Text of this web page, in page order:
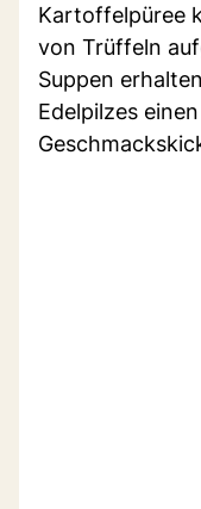
Kartoffelpüree
von Trüffeln
Suppen
Edelpilzes